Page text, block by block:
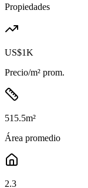
Propiedades
US$1K
Precio/m² prom.
515.5m²
Área promedio
2.3